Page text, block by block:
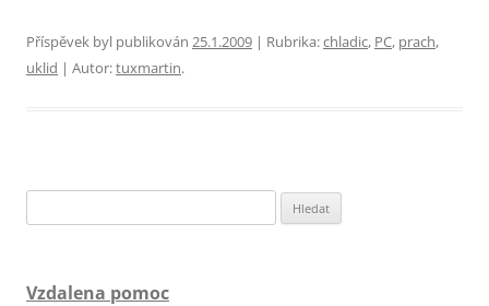
Příspěvek byl publikován 25.1.2009 | Rubrika:chladic, PC, prach,
uklid | Autor:tuxmartin.
Vzdalena pomoc